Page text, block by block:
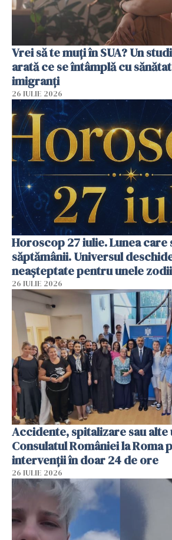
Vrei să te muți în SUA? Un
arată ce se întâmplă cu
imigranți
26 IULIE 2026
Horoscop 27 iulie. Lunea
săptămânii. Universul
neașteptate pentru unele zodii
26 IULIE 2026
Accidente, spitalizare sau
Consulatul României la Roma
intervenții în doar 24 de ore
26 IULIE 2026